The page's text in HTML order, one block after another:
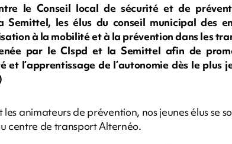
le Conseil local de sécurité et de
Semittel, les élus du conseil municipal des
à la mobilité et à la prévention dans les
par le Clspd et la Semittel afin de
l’apprentissage de l’autonomie dès le plus
animateurs de prévention, nos jeunes élus se
centre de transport Alternéo.